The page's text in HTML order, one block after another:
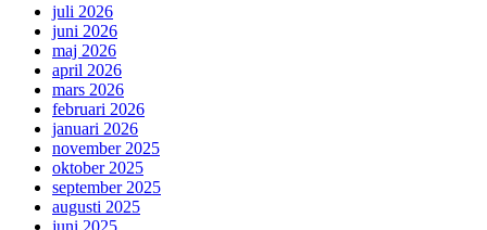
juli 2026
juni 2026
maj 2026
april 2026
mars 2026
februari 2026
januari 2026
november 2025
oktober 2025
september 2025
augusti 2025
juni 2025